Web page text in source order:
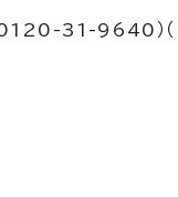
0120-31-9640）